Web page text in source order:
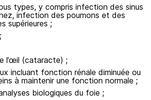
types, y compris infection des sinus
infection des poumons et des
supérieures ;
l’œil (cataracte) ;
incluant fonction rénale diminuée ou
à maintenir une fonction normale ;
biologiques du foie ;